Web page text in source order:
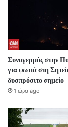
Συναγερμός στην
για φωτιά στη
δυσπρόσιτο σημείο
1 ώρα ago